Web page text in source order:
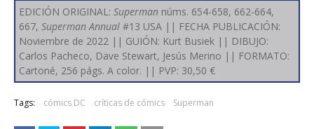
EDICIÓN ORIGINAL: Superman núms. 654-658, 662-664,
667, Superman Annual #13 USA || FECHA PUBLICACIÓN:
Noviembre de 2022 || GUIÓN: Kurt Busiek || DIBUJO:
Carlos Pacheco, Dave Stewart, Jesús Merino || FORMATO:
Cartoné, 256 págs. A color. || PVP: 30,50 €
Tags: cómics DC críticas de cómics Superman